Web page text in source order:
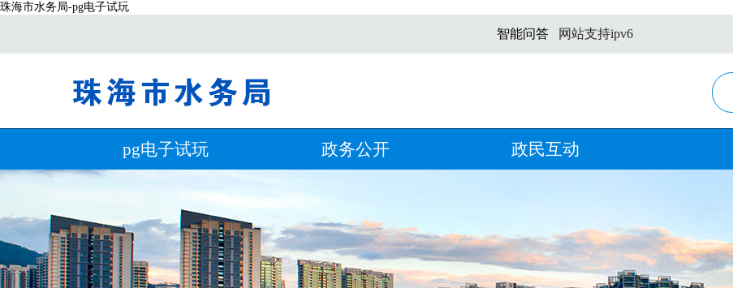
珠海市水务局-pg电子试玩
智能问答 网站支持ipv6
pg电子试玩 政务公开 政民互动